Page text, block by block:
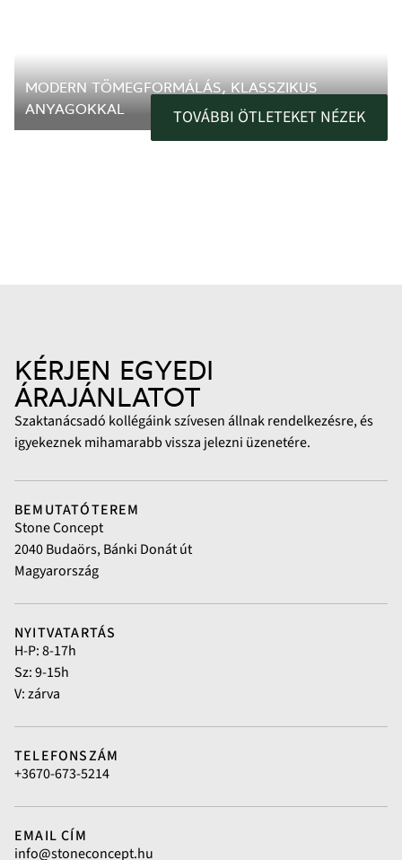
MODERN TÖMEGFORMÁLÁS, KLASSZIKUS
ANYAGOKKAL
TOVÁBBI ÖTLETEKET NÉZEK
KÉRJEN EGYEDI
ÁRAJÁNLATOT
Szaktanácsadó kollégáink szívesen állnak rendelkezésre, és
igyekeznek mihamarabb vissza jelezni üzenetére.
NYITVATARTÁS
H-P: 8-17h
Sz: 9-15h
V: zárva
BEMUTATÓTEREM
Stone Concept
2040 Budaörs, Bánki Donát út
Magyarország
TELEFONSZÁM
+3670-673-5214
EMAIL CÍM
info@stoneconcept.hu